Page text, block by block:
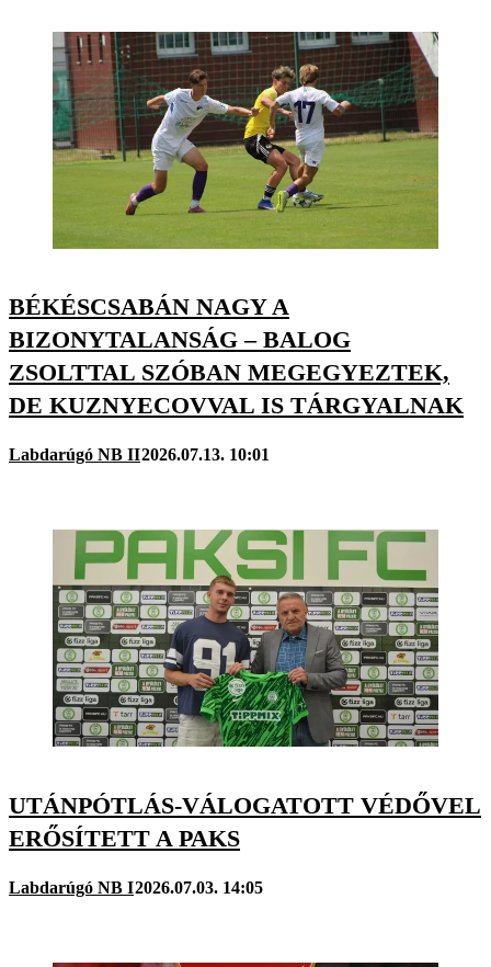
BÉKÉSCSABÁN NAGY A
BIZONYTALANSÁG – BALOG
ZSOLTTAL SZÓBAN MEGEGYEZTEK,
DE KUZNYECOVVAL IS TÁRGYALNAK
Labdarúgó NB II2026.07.13. 10:01
UTÁNPÓTLÁS-VÁLOGATOTT VÉDŐVEL
ERŐSÍTETT A PAKS
Labdarúgó NB I2026.07.03. 14:05